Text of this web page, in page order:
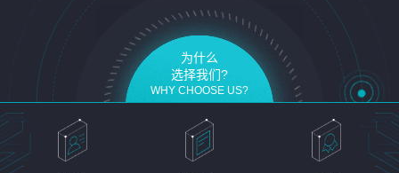
为什么
选择我们?
WHY CHOOSE US?